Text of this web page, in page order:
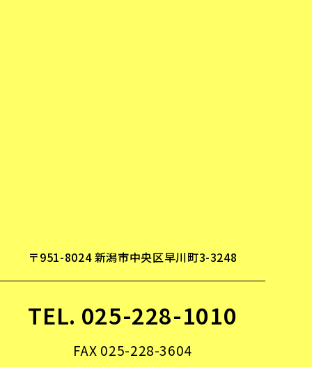
〒951-8024 新潟市中央区早川町3-3248
TEL. 025-228-1010
FAX 025-228-3604